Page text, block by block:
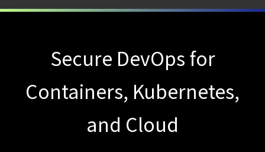
【お知らせ】
【ブログ】
コンテナの統合セキュリティ強化
Secure DevOps for
Containers, Kubernetes,
and Cloud